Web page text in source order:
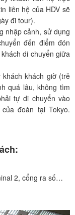
liên hệ của HDV sẽ
đi tour).
nhập cảnh, sử dụng
đến điểm đón
di chuyển giữa
khách giờ (trễ
quá lâu, không tìm
tự di chuyển vào
đoàn tại Tokyo.
2, cổng ra số…